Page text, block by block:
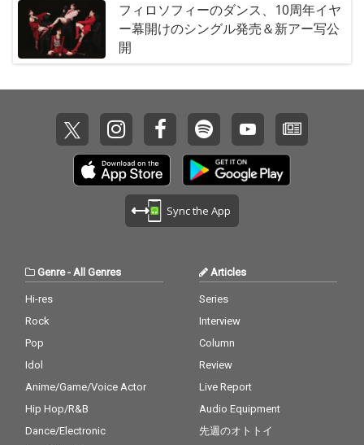
フィロソフィーのダンス、10周年イヤ
ー幕開けのシングル発売＆新アー写公
開
Sync the App
Genre- All Genres
Hi-res
Rock
Pop
Idol
Anime/Game/Voice Actor
Hip Hop/R&B
Dance/Electronic
Articles
Series
Interview
Column
Review
Live Report
Audio Equipment
先週のオトトイ